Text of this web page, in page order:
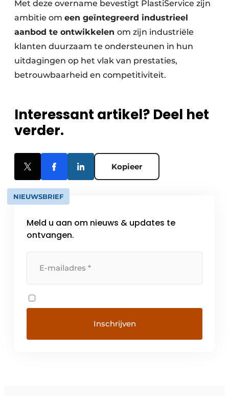
Met deze overname bevestigt PlastiService zijn
ambitie om een geïntegreerd industrieel
aanbod te ontwikkelen om zijn industriële
klanten duurzaam te ondersteunen in hun
uitdagingen op het vlak van prestaties,
betrouwbaarheid en competitiviteit.
Interessant artikel? Deel het
verder.
Kopieer
NIEUWSBRIEF
Meld u aan om nieuws & updates te
ontvangen.